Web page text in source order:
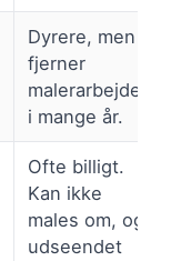
Dyrere, men
fjerner
malerarbejdet
i mange år.
Ofte billigt.
Kan ikke
males om, og
udseendet